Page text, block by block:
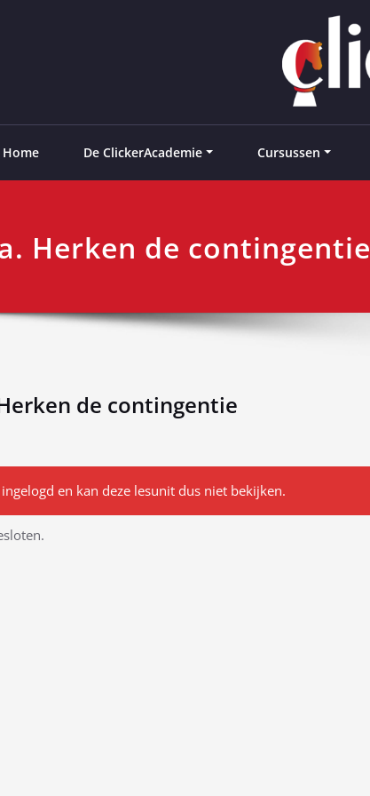
Home De ClickerAcademie Cursussen
Herken de contingentie
de contingentie
ingelogd en kan deze lesunit dus niet bekijken.